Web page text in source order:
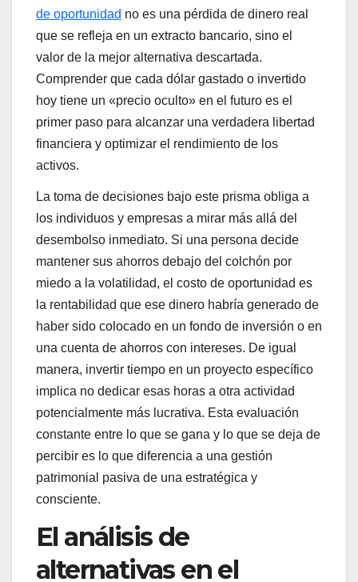
de oportunidad no es una pérdida de dinero real
que se refleja en un extracto bancario, sino el
valor de la mejor alternativa descartada.
Comprender que cada dólar gastado o invertido
hoy tiene un «precio oculto» en el futuro es el
primer paso para alcanzar una verdadera libertad
financiera y optimizar el rendimiento de los
activos.
La toma de decisiones bajo este prisma obliga a
los individuos y empresas a mirar más allá del
desembolso inmediato. Si una persona decide
mantener sus ahorros debajo del colchón por
miedo a la volatilidad, el costo de oportunidad es
la rentabilidad que ese dinero habría generado de
haber sido colocado en un fondo de inversión o en
una cuenta de ahorros con intereses. De igual
manera, invertir tiempo en un proyecto específico
implica no dedicar esas horas a otra actividad
potencialmente más lucrativa. Esta evaluación
constante entre lo que se gana y lo que se deja de
percibir es lo que diferencia a una gestión
patrimonial pasiva de una estratégica y
consciente.
El análisis de
alternativas en el